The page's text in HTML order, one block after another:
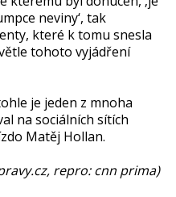
neviny‘, tak
které k tomu snesla
tohoto vyjádření
je jeden z mnoha
na sociálních sítích
Matěj Hollan.
repro: cnn prima)